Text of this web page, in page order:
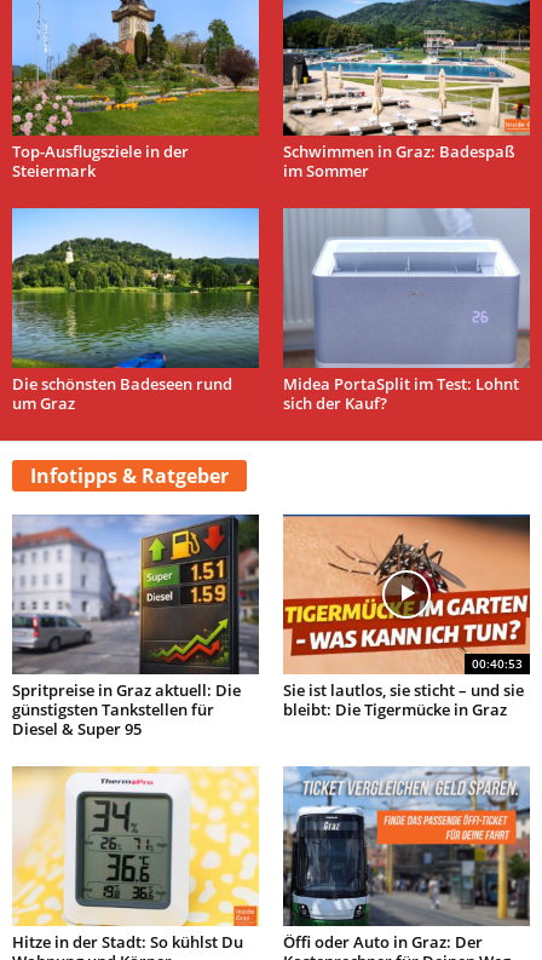
Top-Ausflugsziele in der
Steiermark
Schwimmen in Graz: Badespaß
im Sommer
Die schönsten Badeseen rund
um Graz
Midea PortaSplit im Test: Lohnt
sich der Kauf?
Infotipps & Ratgeber
Spritpreise in Graz aktuell: Die
günstigsten Tankstellen für
Diesel & Super 95
00:40:53
Sie ist lautlos, sie sticht – und sie
bleibt: Die Tigermücke in Graz
Hitze in der Stadt: So kühlst Du
Öffi oder Auto in Graz: Der